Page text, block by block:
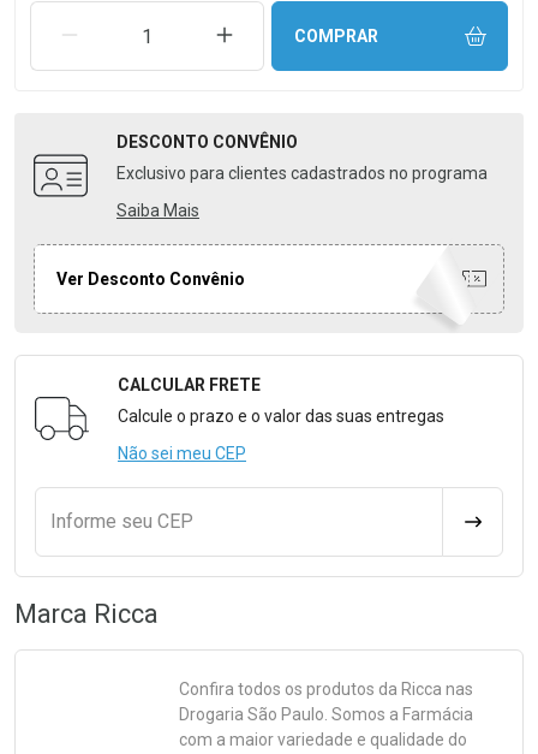
REMOVER UMA UNIDADEAUMENTAR UMA UNIDADE
COMPRAR
DESCONTO CONVÊNIO
Exclusivo para clientes cadastrados no programa
Saiba Mais
Ver Desconto Convênio
Formulário para Calcular o Frete
CALCULAR FRETE
Calcule o prazo e o valor das suas entregas
Não sei meu CEP
Informe seu CEP
Marca Ricca
Confira todos os produtos da Ricca nas
Drogaria São Paulo. Somos a Farmácia
com a maior variedade e qualidade do